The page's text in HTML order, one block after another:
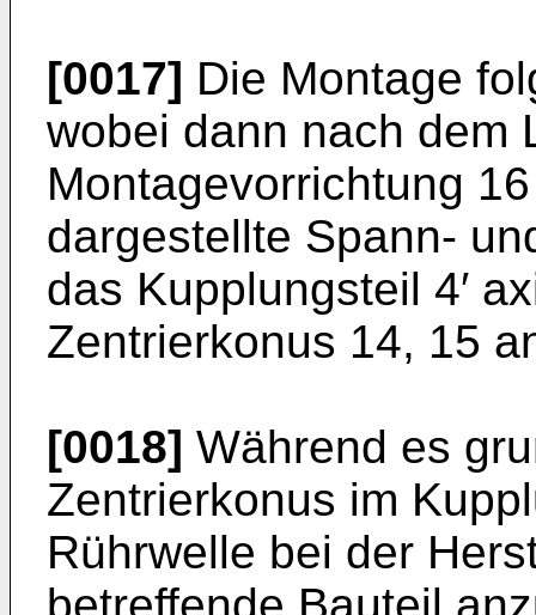
[0017] Die Montage
wobei dann nach dem
Montagevorrichtung
dargestellte Spann-
das Kupp­lungsteil 4′
Zentrierkonus 14, 15
[0018] Während es
Zentrierkonus im
Rührwelle bei der